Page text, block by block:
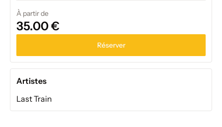
À partir de
35.00 €
Réserver
Artistes
Last Train